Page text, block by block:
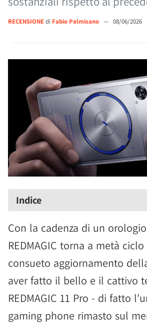
RECENSIONEdi Fabio Palmisano — 08/06/2026
Indice
Con la cadenza di un
REDMAGIC torna a metà
consueto aggiornamento
aver fatto il bello e il cattivo
REDMAGIC 11 Pro - di fatto
gaming phone rimasto sul